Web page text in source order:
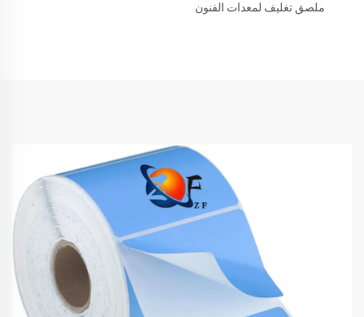
ملصق تغليف لمعدات الفنون